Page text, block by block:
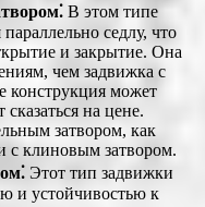
В этом типе
седлу, что
и закрытие. Она
чем задвижка с
конструкция может
на цене.
затвором, как
с клиновым затвором.
Этот тип задвижки
и устойчивостью к